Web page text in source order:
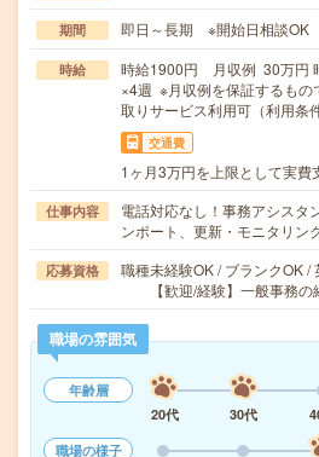
期間 即日～長期 ※開始日相談OK
時給
時給1900円 月収例 30万円
×4週 ※月収例を保証するもの
取りサービス利用可（利用条
交通費
1ヶ月3万円を上限として実費
仕事内容
電話対応なし！事務アシスタ
ンポート、更新・モニタリ
応募資格
職種未経験OK / ブランクOK /
【歓迎/経験】一般事務の
職場の雰囲気
年齢層
20代
30代
職場の様子